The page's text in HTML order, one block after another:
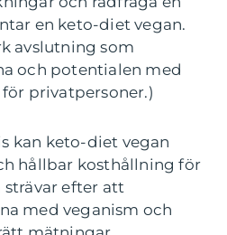
en keto-diet vegan.
avslutning som
och potentialen med
privatpersoner.)
kan keto-diet vegan
hållbar kosthållning för
efter att
med veganism och